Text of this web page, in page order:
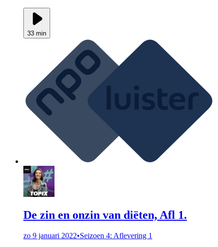
33 min
De zin en onzin van diëten, Afl 1.
zo 9 januari 2022•Seizoen 4: Aflevering 1